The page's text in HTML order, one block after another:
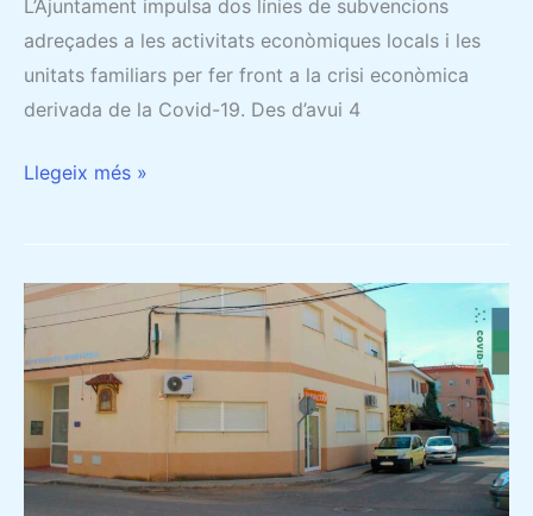
L’Ajuntament impulsa dos línies de subvencions
adreçades a les activitats econòmiques locals i les
unitats familiars per fer front a la crisi econòmica
derivada de la Covid-19. Des d’avui 4
Llegeix més »
ANÀLISI
DEL
CLAVEGUERAM
DELS
LLIGALLOS
PER